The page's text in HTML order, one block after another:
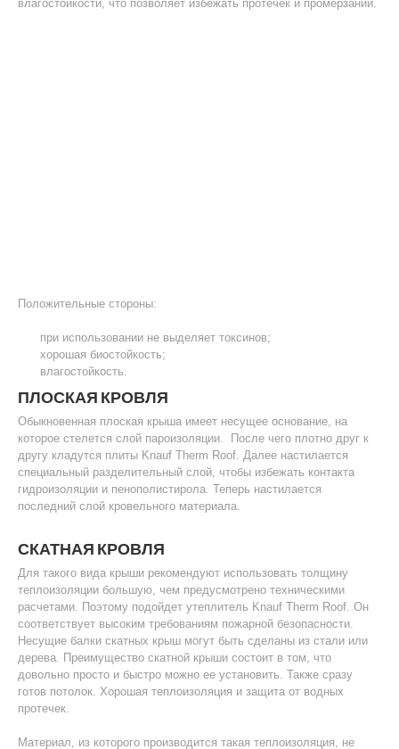
влагостойкости, что позволяет избежать протечек и промерзаний.
Положительные стороны:
при использовании не выделяет токсинов;
хорошая биостойкость;
влагостойкость.
ПЛОСКАЯ КРОВЛЯ
Обыкновенная плоская крыша имеет несущее основание, на
которое стелется слой пароизоляции. После чего плотно друг к
другу кладутся плиты Knauf Therm Roof. Далее настилается
специальный разделительный слой, чтобы избежать контакта
гидроизоляции и пенополистирола. Теперь настилается
последний слой кровельного материала.
СКАТНАЯ КРОВЛЯ
Для такого вида крыши рекомендуют использовать толщину
теплоизоляции большую, чем предусмотрено техническими
расчетами. Поэтому подойдет утеплитель Knauf Therm Roof. Он
соответствует высоким требованиям пожарной безопасности.
Несущие балки скатных крыш могут быть сделаны из стали или
дерева. Преимущество скатной крыши состоит в том, что
довольно просто и быстро можно ее установить. Также сразу
готов потолок. Хорошая теплоизоляция и защита от водных
протечек.
Материал, из которого производится такая теплоизоляция, не